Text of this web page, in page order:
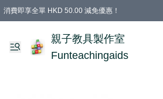
消費即享全單 HKD 50.00 減免優惠！
購物滿 HKD 699.00即享免運費優惠！（適用於 特
凡購物滿HKD 699.00，即享免費禮品
親子教具製作室
Funteachingaids